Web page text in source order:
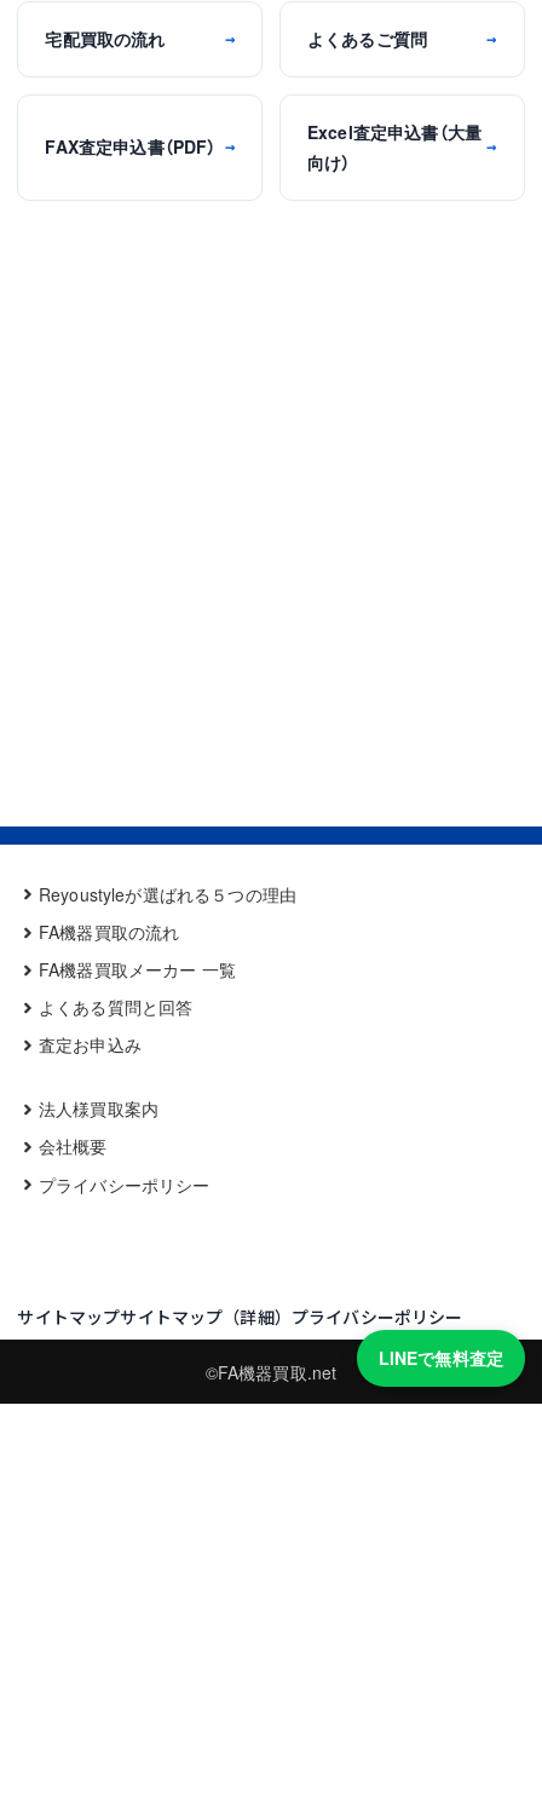
宅配買取の流れ → よくあるご質問 →
FAX査定申込書（PDF） →
Excel査定申込書（大量
向け）
→
Reyoustyleが選ばれる５つの理由
FA機器買取の流れ
FA機器買取メーカー 一覧
よくある質問と回答
査定お申込み
法人様買取案内
会社概要
プライバシーポリシー
サイトマップサイトマップ（詳細） プライバシーポリシー
©FA機器買取.net
LINEで無料査定